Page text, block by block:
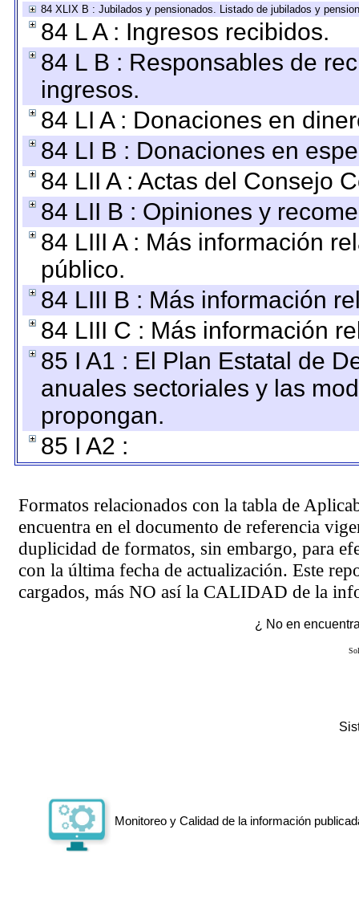
84 XLIX B : Jubilados y pensionados. Listado de jubilados y
84 L A : Ingresos recibidos.
84 L B : Responsables de
ingresos.
84 LI A : Donaciones en
84 LI B : Donaciones en
84 LII A : Actas del Consejo
84 LII B : Opiniones y
84 LIII A : Más información
público.
84 LIII B : Más información
84 LIII C : Más información
85 I A1 : El Plan Estatal de
anuales sectoriales y las
propongan.
85 I A2 :
Formatos relacionados con la tabla de
encuentra en el documento de referencia
duplicidad de formatos, sin embargo, para
con la última fecha de actualización. Este
cargados, más NO así la CALIDAD de la
¿ No en
Monitoreo y Calidad de la información